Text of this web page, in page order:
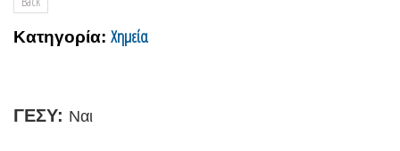
Κατηγορία: Χημεία
ΓΕΣΥ: Ναι